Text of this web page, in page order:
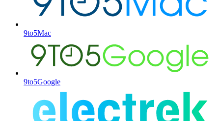
9to5Mac
9to5Google